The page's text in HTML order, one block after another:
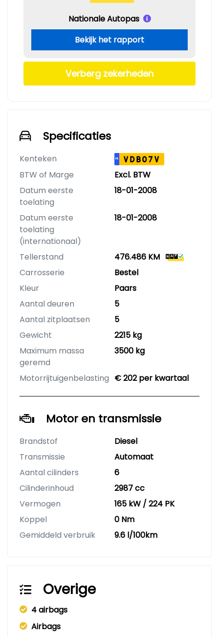
Nationale Autopas
Bekijk het rapport
Verberg zekerheden
Specificaties
Kenteken NL VDB07V
BTW of Marge
Excl. BTW
Datum eerste
toelating
18-01-2008
Datum eerste
toelating
(internationaal)
18-01-2008
Tellerstand
476.486 KM
Carrosserie
Bestel
Kleur
Paars
Aantal deuren
5
Aantal zitplaatsen
5
Gewicht
2215 kg
Maximum massa
geremd
3500 kg
Motorrijtuigenbelasting € 202 per kwartaal
Motor en transmissie
Brandstof
Diesel
Transmissie
Automaat
Aantal cilinders
6
Cilinderinhoud
2987 cc
Vermogen
165 kW / 224 PK
Koppel
0 Nm
Gemiddeld verbruik
9.6 l/100km
Overige
4 airbags
Airbags